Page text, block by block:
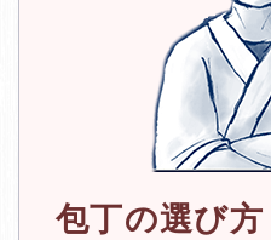
包丁の選び方